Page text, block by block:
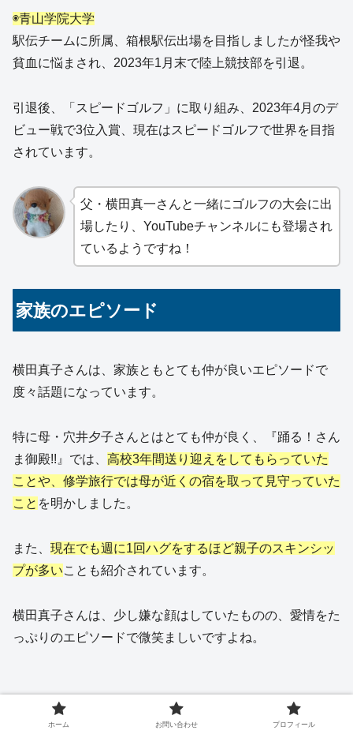
◉青山学院大学
駅伝チームに所属、箱根駅伝出場を目指しましたが怪我や
貧血に悩まされ、2023年1月末で陸上競技部を引退。
引退後、「スピードゴルフ」に取り組み、2023年4月のデ
ビュー戦で3位入賞、現在はスピードゴルフで世界を目指
されています。
父・横田真一さんと一緒にゴルフの大会に出
場したり、YouTubeチャンネルにも登場され
ているようですね！
家族のエピソード
横田真子さんは、家族ともとても仲が良いエピソードで
度々話題になっています。
特に母・穴井夕子さんとはとても仲が良く、『踊る！さん
ま御殿!!』では、 高校3年間送り迎えをしてもらっていた
ことや、修学旅行では母が近くの宿を取って見守っていた
こと を明かしました。
また、 現在でも週に1回ハグをするほど親子のスキンシッ
プが多いことも紹介されています。
横田真子さんは、少し嫌な顔はしていたものの、愛情をた
っぷりのエピソードで微笑ましいですよね。
ホーム お問い合わせ プロフィール